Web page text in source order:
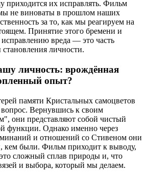
приходится их исправлять. Фильм
мы не виноваты в прошлом наших
за то, как мы реагируем на
Принятие этого бремени и
вреда — это часть
становления личности.
личность: врождённая
опыт?
памяти Кристальных самоцветов
Вернувшись к своим
они представляют собой чистый
функции. Однако именно через
и отношений со Стивеном они
кем были. Фильм приходит к выводу,
сложный сплав природы и, что
и выбора, который мы делаем.